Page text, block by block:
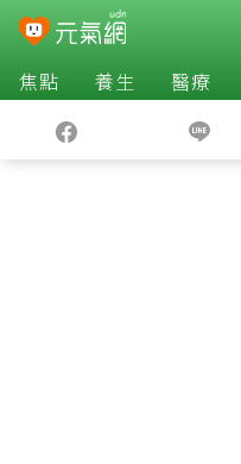
焦點 養生 醫療